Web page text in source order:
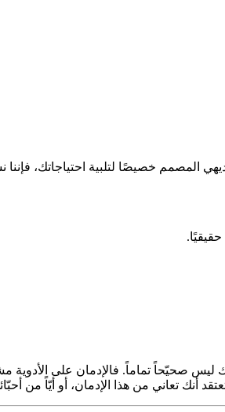
خصيصًا لتلبية احتياجاتك، فإننا
صحيّحاً تماماً. فالإدمان على الأدوية
أنك تعاني من هذا الإدمان، أو أيّاً من